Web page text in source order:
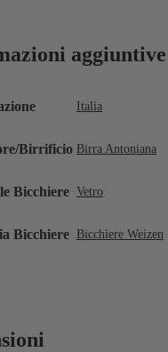
aggiuntive
Italia
Birrificio Birra Antoniana
Bicchiere Vetro
Bicchiere Bicchiere Weizen